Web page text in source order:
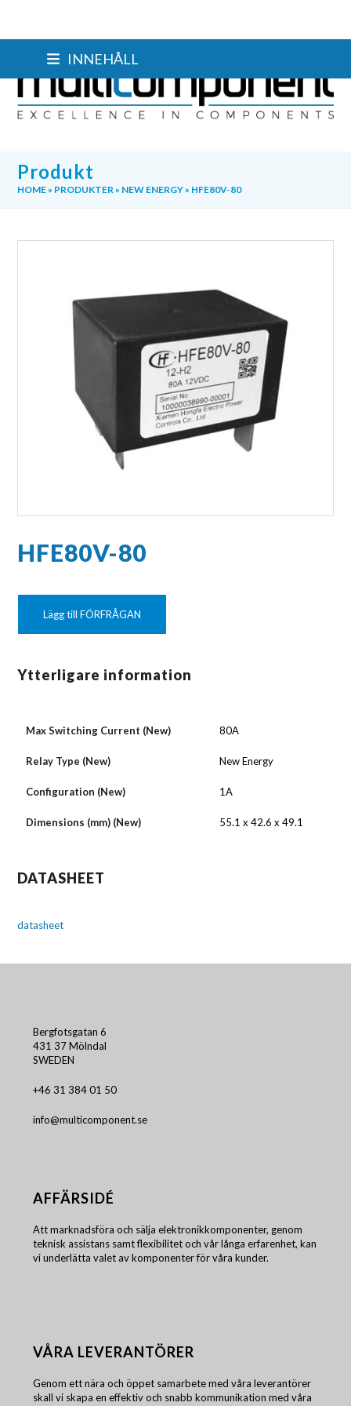
INNEHÅLL
Produkt
HOME» PRODUKTER» NEW ENERGY» HFE80V-80
HFE80V-80
Lägg till FÖRFRÅGAN
Ytterligare information
Max Switching Current (New) 80A
Relay Type (New) New Energy
Configuration (New) 1A
Dimensions (mm) (New) 55.1 x 42.6 x 49.1
DATASHEET
datasheet
Bergfotsgatan 6
431 37 Mölndal
SWEDEN
+46 31 384 01 50
info@multicomponent.se
AFFÄRSIDÉ
Att marknadsföra och sälja elektronikkomponenter, genom
teknisk assistans samt flexibilitet och vår långa erfarenhet, kan
vi underlätta valet av komponenter för våra kunder.
VÅRA LEVERANTÖRER
Genom ett nära och öppet samarbete med våra leverantörer
skall vi skapa en effektiv och snabb kommunikation med våra